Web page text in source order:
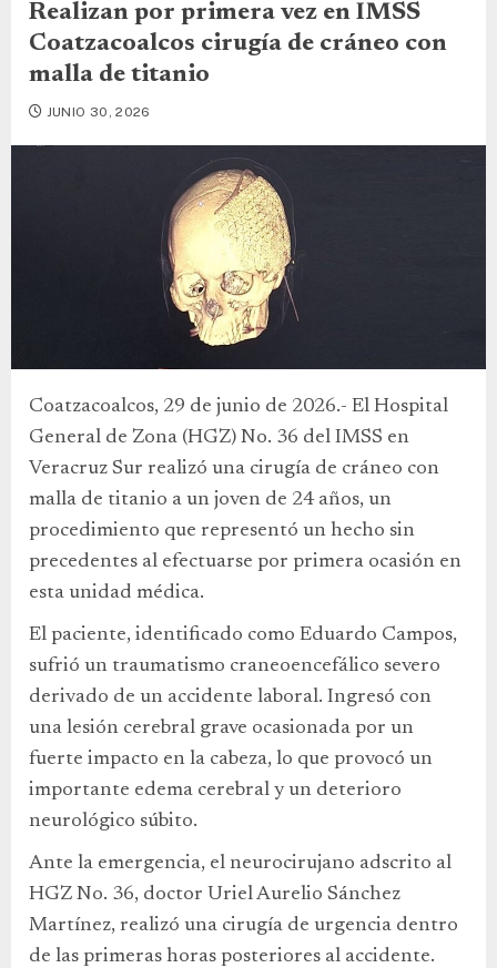
Realizan por primera vez en IMSS
Coatzacoalcos cirugía de cráneo con
malla de titanio
JUNIO 30, 2026
Coatzacoalcos, 29 de junio de 2026.- El Hospital
General de Zona (HGZ) No. 36 del IMSS en
Veracruz Sur realizó una cirugía de cráneo con
malla de titanio a un joven de 24 años, un
procedimiento que representó un hecho sin
precedentes al efectuarse por primera ocasión en
esta unidad médica.
El paciente, identificado como Eduardo Campos,
sufrió un traumatismo craneoencefálico severo
derivado de un accidente laboral. Ingresó con
una lesión cerebral grave ocasionada por un
fuerte impacto en la cabeza, lo que provocó un
importante edema cerebral y un deterioro
neurológico súbito.
Ante la emergencia, el neurocirujano adscrito al
HGZ No. 36, doctor Uriel Aurelio Sánchez
Martínez, realizó una cirugía de urgencia dentro
de las primeras horas posteriores al accidente.